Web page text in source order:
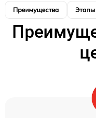
Преимущества Этапы